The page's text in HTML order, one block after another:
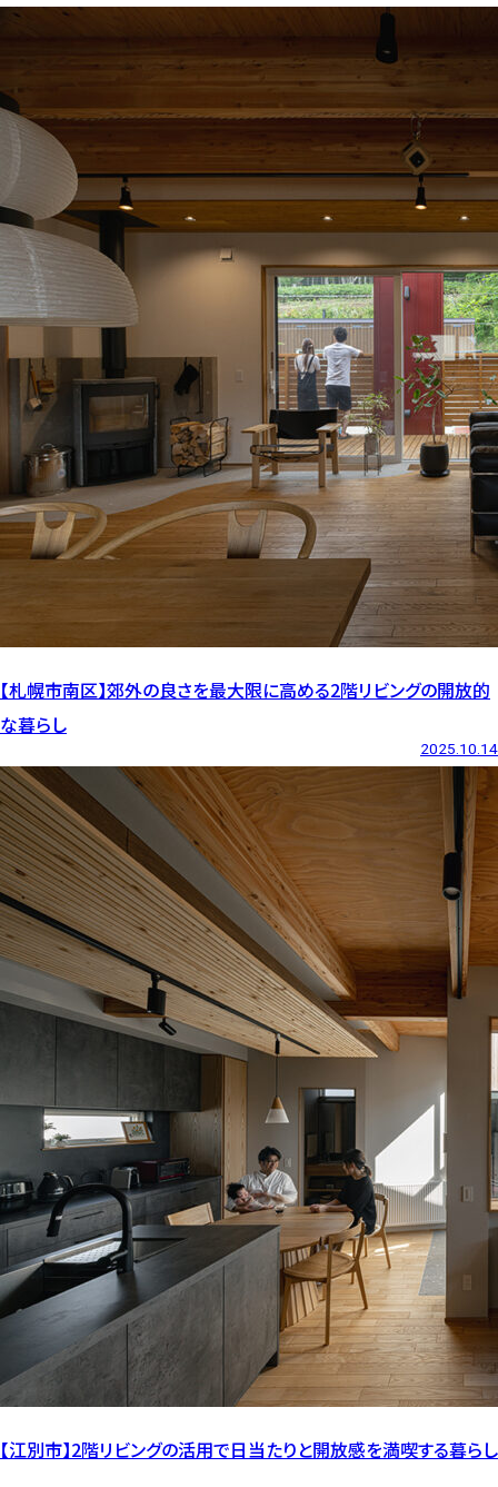
【札幌市南区】郊外の良さを最大限に高める2階リビングの開放的
な暮らし
2025.10.14
【江別市】2階リビングの活用で日当たりと開放感を満喫する暮らし